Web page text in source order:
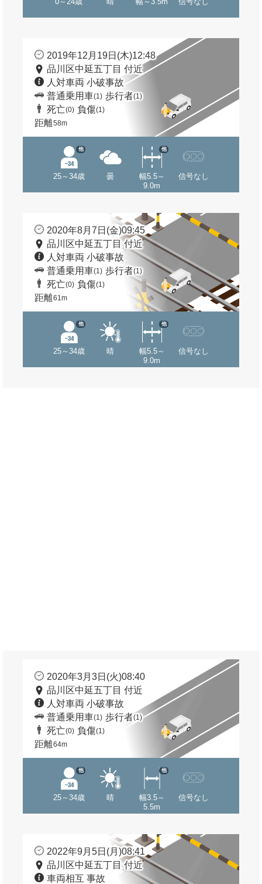
2019年12月19日(木)12:48
品川区中延五丁目 付近
人対車両 小破事故
普通乗用車(1) 歩行者(1)
死亡(0) 負傷(1)
距離58m
25～34歳
他
曇
幅5.5～
9.0m
他
信号なし
2020年8月7日(金)09:45
品川区中延五丁目 付近
人対車両 小破事故
普通乗用車(1) 歩行者(1)
死亡(0) 負傷(1)
距離61m
25～34歳
他
晴
幅5.5～
9.0m
他
信号なし
2020年3月3日(火)08:40
品川区中延五丁目 付近
人対車両 小破事故
普通乗用車(1) 歩行者(1)
死亡(0) 負傷(1)
距離64m
25～34歳
他
晴
幅3.5～
5.5m
他
信号なし
2022年9月5日(月)08:41
品川区中延五丁目 付近
車両相互 事故